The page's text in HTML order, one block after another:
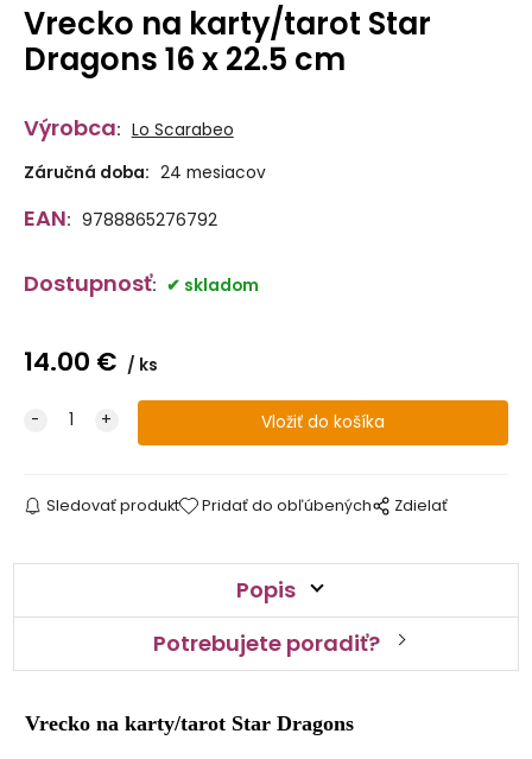
Vrecko na karty/tarot Star
Dragons 16 x 22.5 cm
Výrobca: Lo Scarabeo
Záručná doba: 24 mesiacov
EAN: 9788865276792
Dostupnosť: skladom
14.00 € ks
Sledovať produkt Pridať do obľúbených Zdielať
Popis
Potrebujete poradiť?
Vrecko na karty/tarot Star Dragons